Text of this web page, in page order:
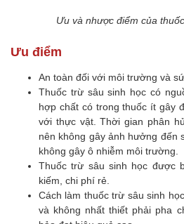
Ưu và nhược điểm của
Ưu điểm
An toàn đối với môi trường và
Thuốc trừ sâu sinh học có
hợp chất có trong thuốc ít gây
với thực vật. Thời gian phân
nên không gây ảnh hưởng đến
không gây ô nhiễm môi trường.
Thuốc trừ sâu sinh học được
kiếm, chi phí rẻ.
Cách làm thuốc trừ sâu sinh
và không nhất thiết phải pha